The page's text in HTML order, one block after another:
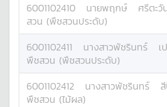
6001102410 นายพฤกษ์ ศรีตะวั
สวน (พืชสวนประดับ)
6001102411 นางสาวพัชรินทร์ เ
พืชสวน (พืชสวนประดับ)
6001102412 นางสาวพัชรินทร์
พืชสวน (ไม้ผล)